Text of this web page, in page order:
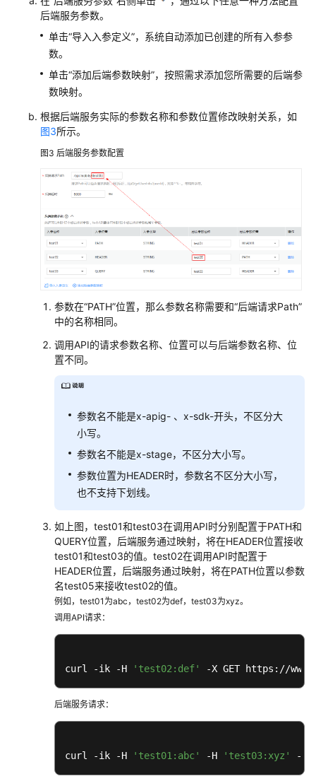
后端服务参数。
单击“导入入参定义”，系统自动添加已创建的所有入参参
数。
单击“添加后端参数映射”，按照需求添加您所需要的后端参
数映射。
根据后端服务实际的参数名称和参数位置修改映射关系，如
图3所示。
图3 后端服务参数配置
参数在“PATH”位置，那么参数名称需要和“后端请求Path”
中的名称相同。
调用API的请求参数名称、位置可以与后端参数名称、位
置不同。
参数名不能是x-apig- 、x-sdk-开头，不区分大
小写。
参数名不能是x-stage，不区分大小写。
参数位置为HEADER时，参数名不区分大小写，
也不支持下划线。
如上图，test01和test03在调用API时分别配置于PATH和
QUERY位置，后端服务通过映射，将在HEADER位置接收
test01和test03的值。test02在调用API时配置于
HEADER位置，后端服务通过映射，将在PATH位置以参数
名test05来接收test02的值。
例如，test01为abc，test02为def，test03为xyz。
调用API请求：
curl -ik -H 'test02:def' -X GET https://
后端服务请求：
curl -ik -H 'test01:abc' -H 'test03:xyz' -X